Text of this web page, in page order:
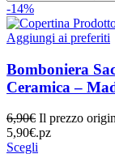
-14%
Aggiungi ai preferiti
Bomboniera
Ceramica –
6,90€ Il prezzo
5,90€.pz
Scegli